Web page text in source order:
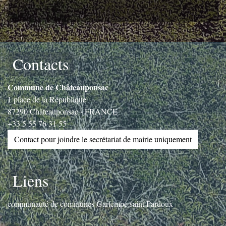
Contacts
Commune de Châteauponsac
1 place de la République
87290 Châteauponsac - FRANCE
+33 5 55 76 31 55
Contact pour joindre le secrétariat de mairie uniquement
Liens
communauté de communes Gartempe saint Pardoux